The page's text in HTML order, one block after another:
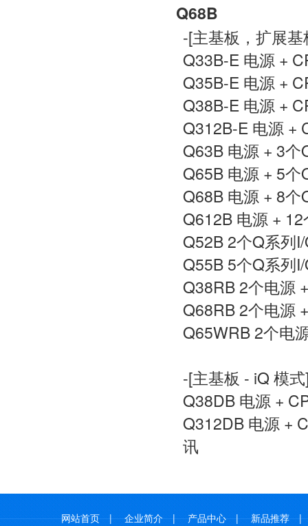
Q68B
-[主基板，扩展
Q33B-E 电源 +
Q35B-E 电源 +
Q38B-E 电源 +
Q312B-E 电源 +
Q63B 电源 + 3
Q65B 电源 + 5
Q68B 电源 + 8
Q612B 电源 +
Q52B 2个Q系列
Q55B 5个Q系列
Q38RB 2个电源
Q68RB 2个电源
Q65WRB 2个电
-[主基板 - iQ 模
Q38DB 电源 +
Q312DB 电源 +
讯
网站首页|企业简介|产品中心|新品推荐